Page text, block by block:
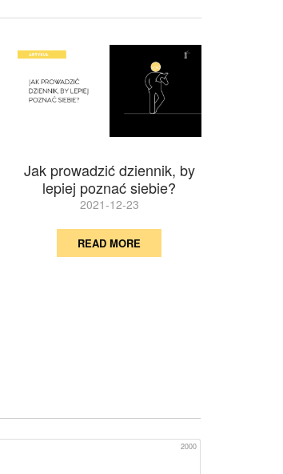
Jak prowadzić dziennik, by
lepiej poznać siebie?
2021-12-23
READ MORE
2000